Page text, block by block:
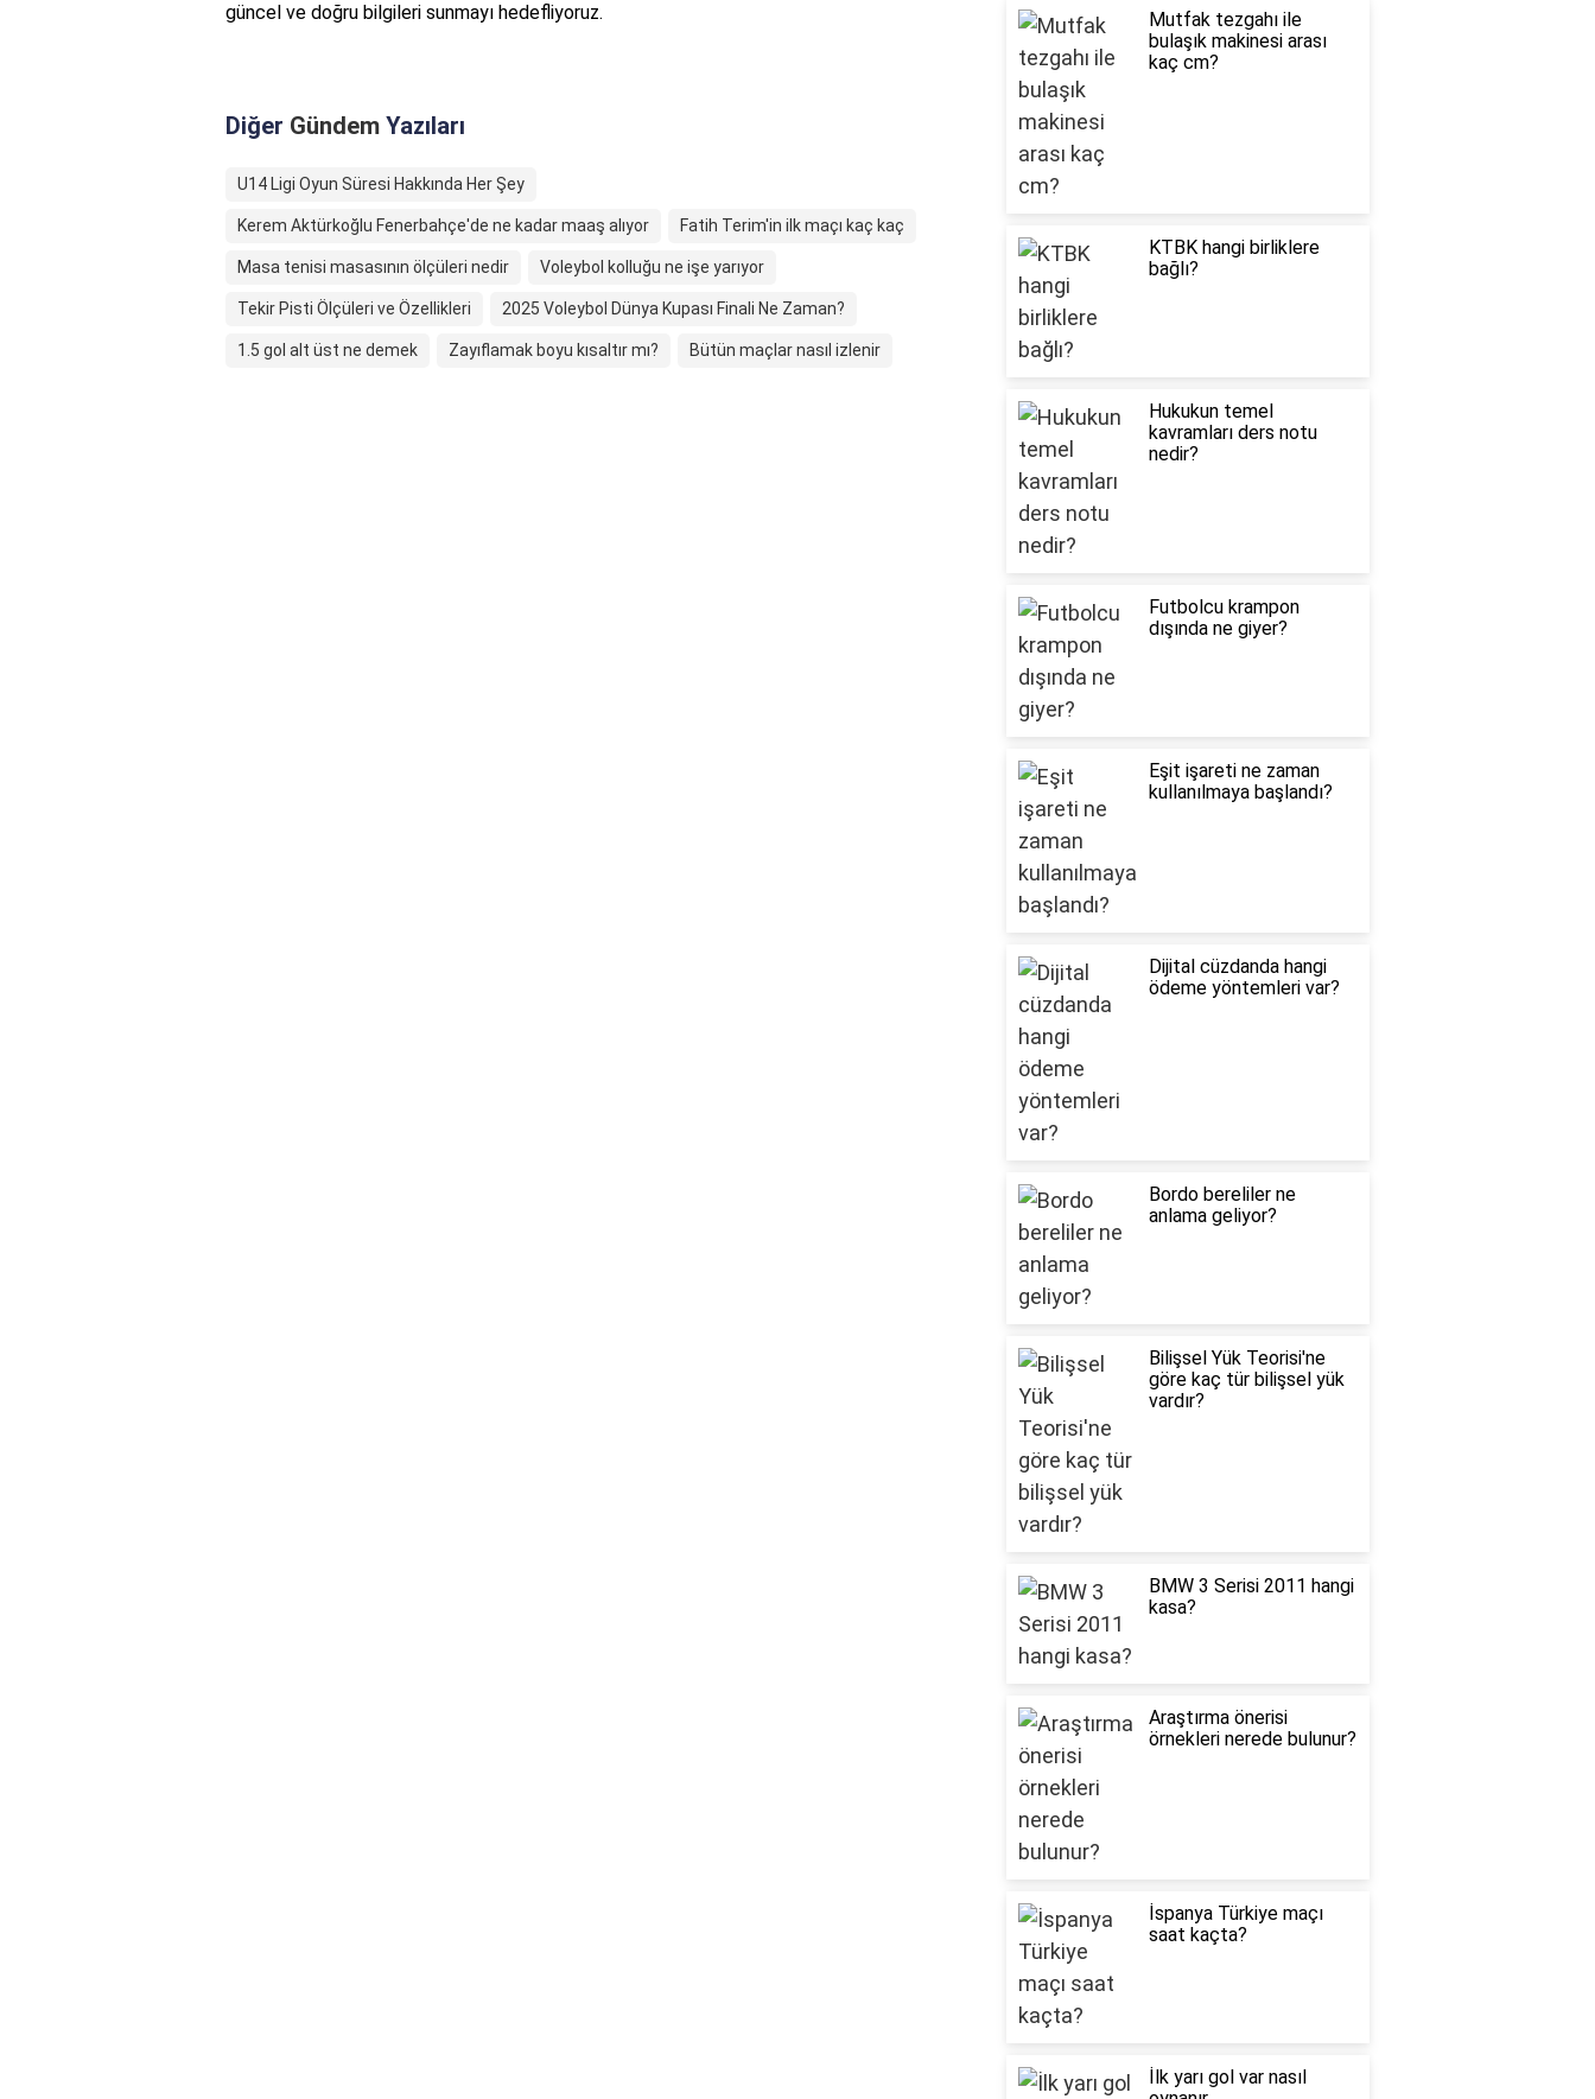
güncel ve doğru bilgileri sunmayı hedefliyoruz.
Diğer Gündem Yazıları
U14 Ligi Oyun Süresi Hakkında Her Şey
Kerem Aktürkoğlu Fenerbahçe'de ne kadar maaş alıyor Fatih Terim'in ilk maçı kaç kaç
Masa tenisi masasının ölçüleri nedir Voleybol kolluğu ne işe yarıyor
Tekir Pisti Ölçüleri ve Özellikleri 2025 Voleybol Dünya Kupası Finali Ne Zaman?
1.5 gol alt üst ne demek Zayıflamak boyu kısaltır mı? Bütün maçlar nasıl izlenir
Mutfak tezgahı ile
bulaşık makinesi arası
kaç cm?
KTBK hangi birliklere
bağlı?
Hukukun temel
kavramları ders notu
nedir?
Futbolcu krampon
dışında ne giyer?
Eşit işareti ne zaman
kullanılmaya başlandı?
Dijital cüzdanda hangi
ödeme yöntemleri var?
Bordo bereliler ne
anlama geliyor?
Bilişsel Yük Teorisi'ne
göre kaç tür bilişsel yük
vardır?
BMW 3 Serisi 2011 hangi
kasa?
Araştırma önerisi
örnekleri nerede bulunur?
İspanya Türkiye maçı
saat kaçta?
İlk yarı gol var nasıl